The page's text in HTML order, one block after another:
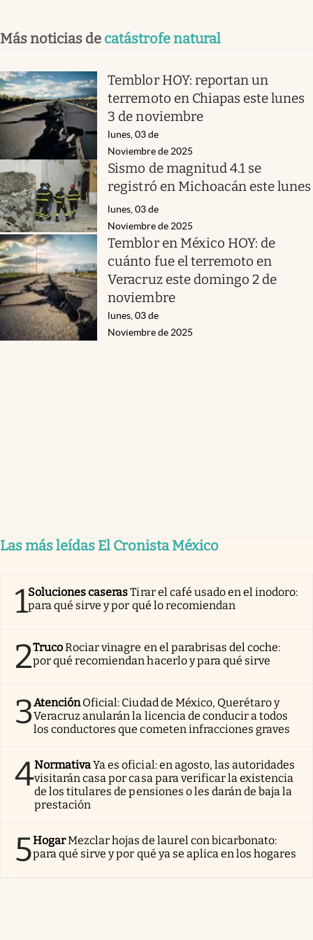
Más noticias de catástrofe natural
Temblor HOY: reportan un
terremoto en Chiapas este lunes
3 de noviembre
lunes, 03 de
Noviembre de 2025
Sismo de magnitud 4.1 se
registró en Michoacán este lunes
lunes, 03 de
Noviembre de 2025
Temblor en México HOY: de
cuánto fue el terremoto en
Veracruz este domingo 2 de
noviembre
lunes, 03 de
Noviembre de 2025
Las más leídas El Cronista México
1Soluciones caserasTirar el café usado en el inodoro:
para qué sirve y por qué lo recomiendan
2TrucoRociar vinagre en el parabrisas del coche:
por qué recomiendan hacerlo y para qué sirve
3AtenciónOficial: Ciudad de México, Querétaro y
Veracruz anularán la licencia de conducir a todos
los conductores que cometen infracciones graves
4NormativaYa es oficial: en agosto, las autoridades
visitarán casa por casa para verificar la existencia
de los titulares de pensiones o les darán de baja la
prestación
5HogarMezclar hojas de laurel con bicarbonato:
para qué sirve y por qué ya se aplica en los hogares